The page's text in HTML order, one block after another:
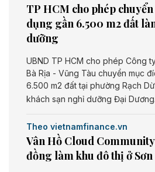
TP HCM cho phép
dụng gần 6.500 m2 đất
dưỡng
UBND TP HCM cho phép Công
Bà Rịa - Vũng Tàu chuyển mục
6.500 m2 đất tại phường Rạch
khách sạn nghỉ dưỡng Đại Dương.
Theo vietnamfinance.vn
Vân Hồ Cloud
đồng làm khu đô thị ở Sơn